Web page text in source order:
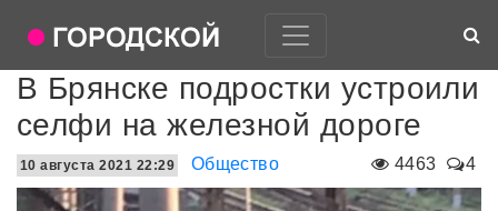
В Брянске подростки устроили
селфи на железной дороге
4463 4
10 августа 2021 22:29 Общество